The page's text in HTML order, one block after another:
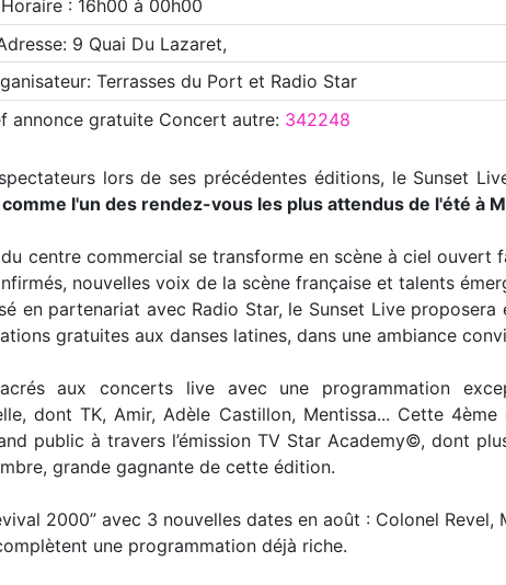
: 16h00 à 00h00
9 Quai Du Lazaret,
Terrasses du Port et Radio Star
annoncegratuite Concert autre: 342248
lors de ses précédentes éditions, le Sunset
l'un des rendez-vous les plus attendus de l'été à
centre commercial se transforme en scène à ciel ouvert
nouvelles voix de la scène française et talents
en partenariat avec Radio Star, le Sunset Live proposera
gratuites aux danses latines, dans une ambiance
aux concerts live avec une programmation
dont TK, Amir, Adèle Castillon, Mentissa... Cette
public à travers l’émission TV Star Academy©, dont
grande gagnante de cette édition.
2000” avec 3 nouvelles dates en août : Colonel Revel,
une programmation déjà riche.